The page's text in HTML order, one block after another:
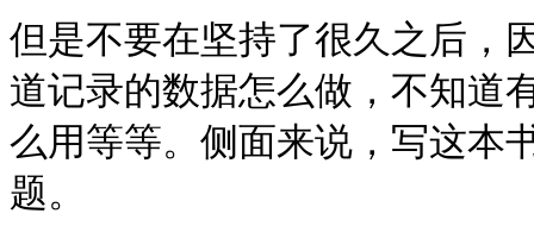
但是不要在坚持了很久之后，
道记录的数据怎么做，不知道
么用等等。侧面来说，写这本
题。